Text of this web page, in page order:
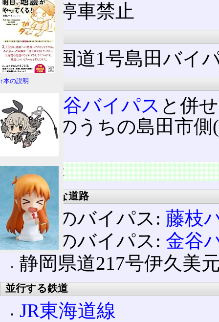
駐停車禁止
法定路線名
一般国道1号島田バイ
建設計画
隣の金谷バイパス と併
れ、そのうちの島田市
る。
道路の特徴
接続する主な道路
手前のバイパス: 藤枝
後続のバイパス: 金谷
静岡県道217号伊久美
並行する鉄道
JR東海道線
↑本の説明